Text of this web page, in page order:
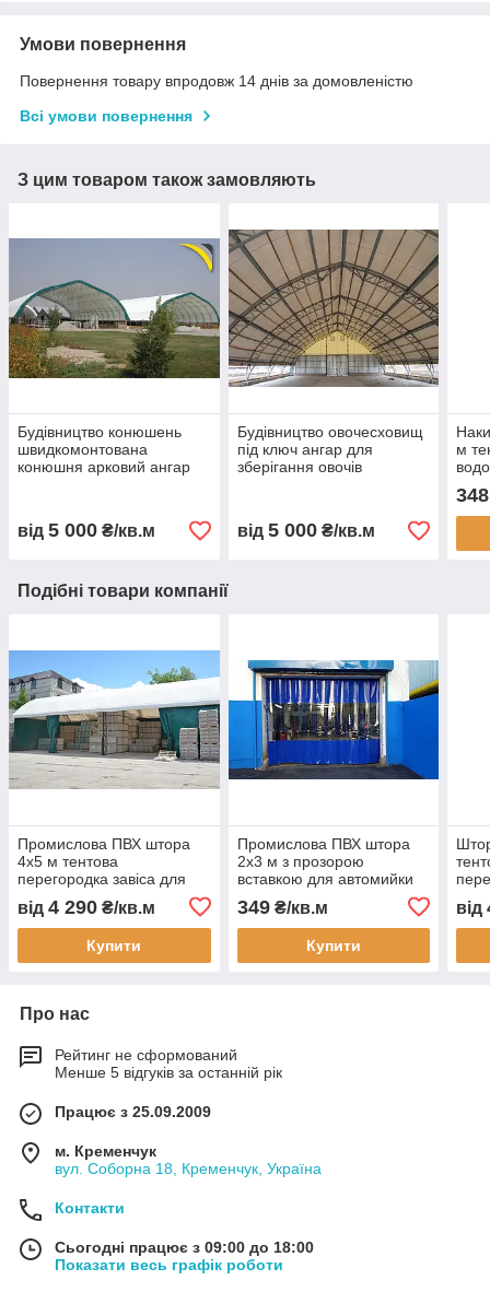
Умови повернення
Повернення товару впродовж 14 днів за домовленістю
Всі умови повернення
З цим товаром також замовляють
Будівництво конюшень
швидкомонтована
конюшня арковий ангар
ферма для коней
будівництво
від 5 000 ₴/кв.м
Будівництво овочесховищ
під ключ ангар для
зберігання овочів
капусти каркасне
овочесховище
від 5 000₴/кв.м
м
348
Подібні товари компанії
Промислова ПВХ штора
4х5 м тентова
перегородка завіса для
водонепроникна під
замовлення
від 4 290 ₴/кв.м
Купити
Промислова ПВХ штора
2х3 м з прозорою
вставкою для автомийки
водонепроникна тентова
завіса перегородка
349₴/кв.м
Купити
ПВХ
від
Про нас
Рейтинг не сформований
Менше 5 відгуків за останній рік
Працює з 25.09.2009
м. Кременчук
вул. Соборна 18, Кременчук, Україна
Контакти
Сьогодні працює з 09:00 до 18:00
Показати весь графік роботи